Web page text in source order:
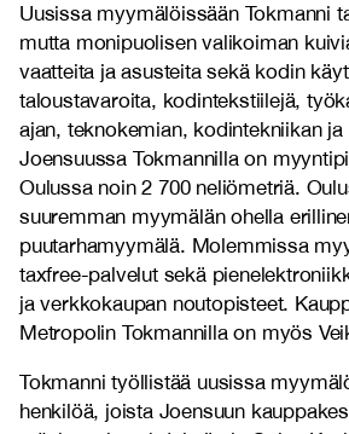
Uusissa myymälöissään Tokmanni
mutta monipuolisen valikoiman
vaatteita ja asusteita sekä kodin
taloustavaroita, kodintekstiilejä,
ajan, teknokemian, kodintekniikan
Joensuussa Tokmannilla on
Oulussa noin 2 700 neliömetriä.
suuremman myymälän ohella
puutarhamyymälä. Molemmissa
taxfree-palvelut sekä
ja verkkokaupan noutopisteet.
Metropolin Tokmannilla on myös
Tokmanni työllistää uusissa
henkilöä, joista Joensuun